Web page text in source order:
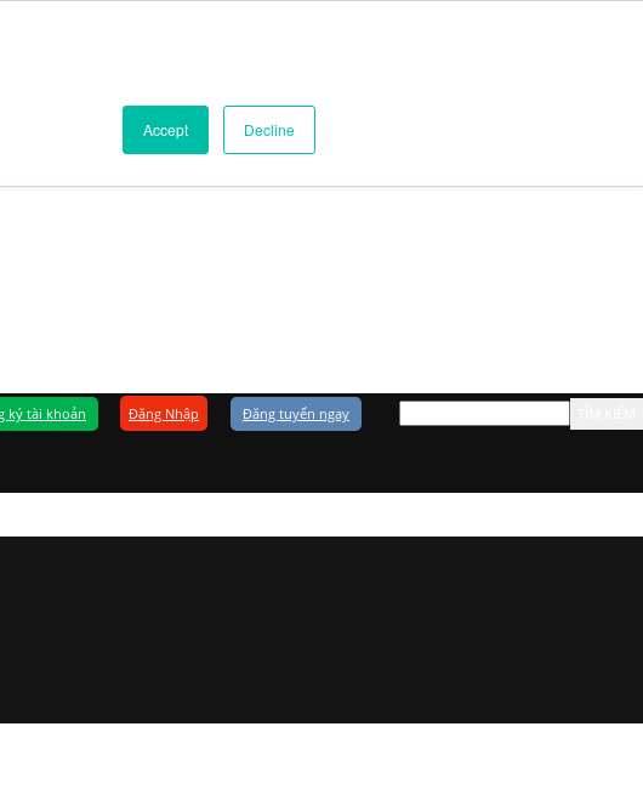
Accept Decline
ký tài khoản Đăng Nhập Đăng tuyển ngay